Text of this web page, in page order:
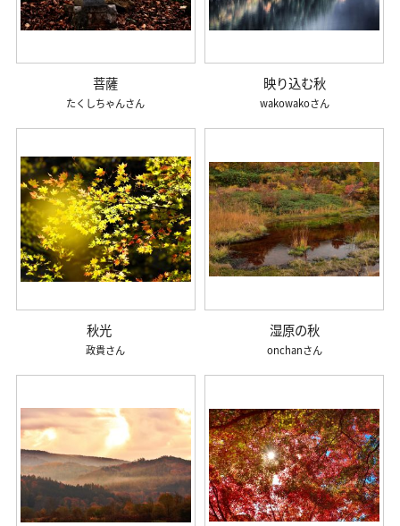
菩薩
たくしちゃん
映り込む秋
wakowako
秋光
政貴
湿原の秋
onchan